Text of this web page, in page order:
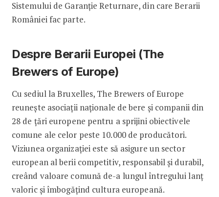
Sistemului de Garanție Returnare, din care Berarii
României fac parte.
Despre Berarii Europei (The
Brewers of Europe)
Cu sediul la Bruxelles, The Brewers of Europe
reunește asociații naționale de bere și companii din
28 de țări europene pentru a sprijini obiectivele
comune ale celor peste 10.000 de producători.
Viziunea organizației este să asigure un sector
european al berii competitiv, responsabil și durabil,
creând valoare comună de-a lungul întregului lanț
valoric și îmbogățind cultura europeană.